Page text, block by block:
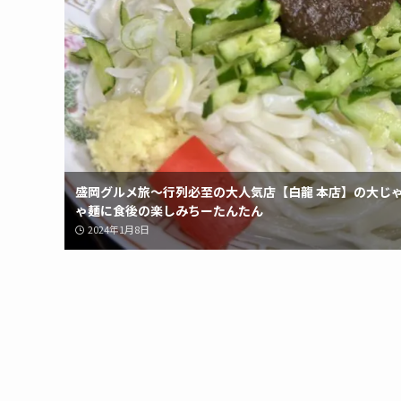
盛岡グルメ旅〜行列必至の大人気店【白龍 本店】の大じ
ゃ麺に食後の楽しみちーたんたん
2024年1月8日